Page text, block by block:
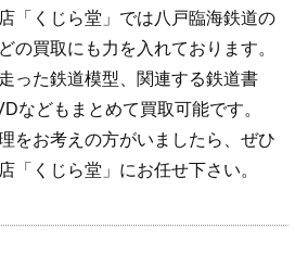
「くじら堂」では八戸臨海鉄道の
の買取にも力を入れております。
った鉄道模型、関連する鉄道書
などもまとめて買取可能です。
をお考えの方がいましたら、ぜひ
「くじら堂」にお任せ下さい。